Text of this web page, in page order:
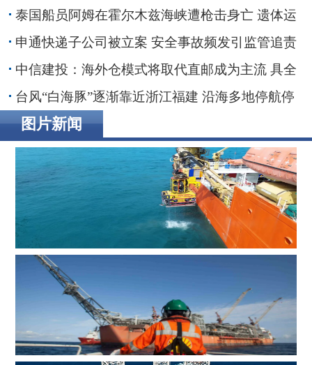
红海装货行动
泰国船员阿姆在霍尔木兹海峡遭枪击身亡 遗体运
抵家乡
申通快递子公司被立案 安全事故频发引监管追责
30亿融资搁浅数智化转型承压
中信建投：海外仓模式将取代直邮成为主流 具全
链条能力端到端整合者将最终胜出
台风“白海豚”逐渐靠近浙江福建 沿海多地停航停
工应对防范
图片新闻
辉固深水ROV服务助力印度海上钻井作业